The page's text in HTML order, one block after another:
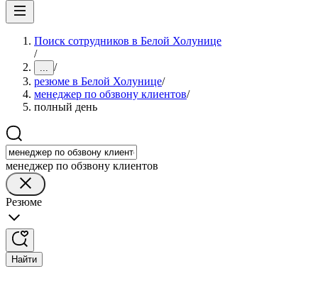
Поиск сотрудников в Белой Холунице
/
... /
резюме в Белой Холунице/
менеджер по обзвону клиентов/
полный день
менеджер по обзвону клиентов
Резюме
Найти